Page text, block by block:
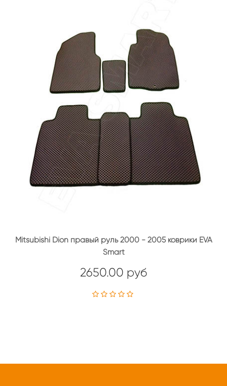
Mitsubishi Dion правый руль 2000 - 2005 коврики EVA
Smart
2650.00 руб